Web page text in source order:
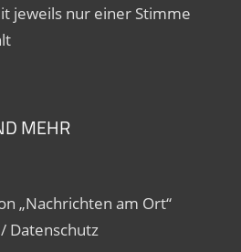
jeweils nur einer Stimme
MEHR
„Nachrichten am Ort“
Datenschutz